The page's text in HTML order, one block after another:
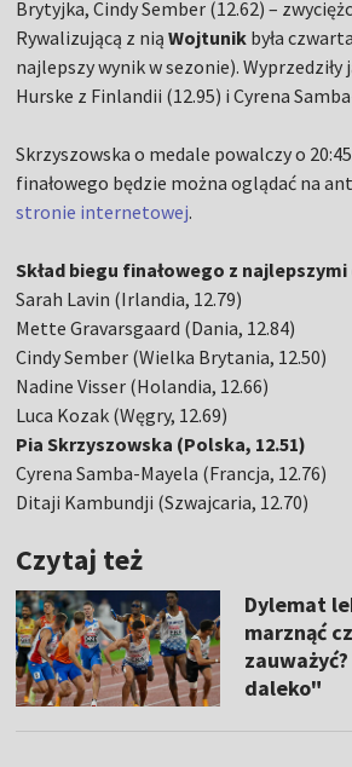
Brytyjka, Cindy Sember (12.62) –
Rywalizującą z niąWojtunik była
najlepszy wynik w sezonie). Wyprzedziły
Hurske z Finlandii (12.95) i Cyrena
Skrzyszowska o medale powalczy o
finałowego będzie można oglądać na
stronie internetowej.
Skład biegu finałowego z
Sarah Lavin (Irlandia, 12.79)
Mette Gravarsgaard (Dania, 12.84)
Cindy Sember (Wielka Brytania, 12.50)
Nadine Visser (Holandia, 12.66)
Luca Kozak (Węgry, 12.69)
Pia Skrzyszowska (Polska, 12.51)
Cyrena Samba-Mayela (Francja, 12.76)
Ditaji Kambundji (Szwajcaria, 12.70)
Czytaj też
Dylemat
marznąć
daleko"